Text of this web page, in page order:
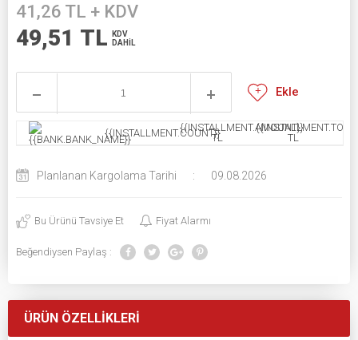
41,26 TL + KDV
49,51 TL
KDV
DAHİL
Ekle
{{INSTALLMENT.COUNT}}{{INSTALLMENT.AMOUNT}}
TL
TL
Planlanan Kargolama Tarihi : 09.08.2026
Bu Ürünü Tavsiye Et Fiyat Alarmı
Beğendiysen Paylaş :
ÜRÜN ÖZELLIKLERI